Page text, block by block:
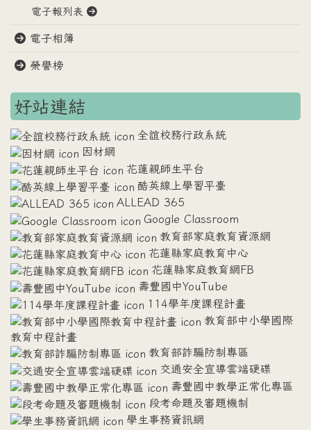
電子報列表
電子相簿
榮譽榜
好站連結
全誼校務行政系統
因材網
花蓮親師生平台
酷英線上學習平臺
ALLEAD 365
Google Classroom
教育部家庭教育資源網
花蓮縣家庭教育中心
花蓮縣家庭教育網FB
壽豐國中YouTube
114學年度課程計畫
教育部中小學國際
教育中程計畫
教育部詐騙防制專區
交通安全宣導雲端硬碟
壽豐國中教學正常化專區
段考命題及審題機制
學生事務資訊網